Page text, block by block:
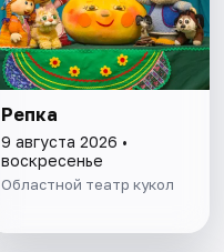
Репка
9 августа 2026 •
воскресенье
Областной театр кукол